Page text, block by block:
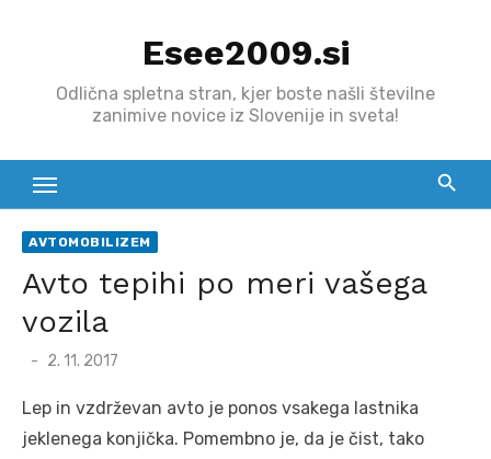
Esee2009.si
Odlična spletna stran, kjer boste našli številne
zanimive novice iz Slovenije in sveta!
AVTOMOBILIZEM
Avto tepihi po meri vašega
vozila
Posted
2. 11. 2017
Lep in vzdrževan avto je ponos vsakega lastnika
jeklenega konjička. Pomembno je, da je čist, tako